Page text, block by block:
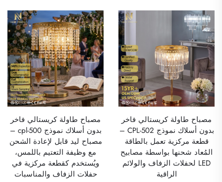
مصباح طاولة كريستالي فاخر
بدون أسلاك نموذج CPL-502 –
قطعة مركزية تعمل بالطاقة
المُعاد شحنها بواسطة مصابيح
LED لحفلات الزفاف والولائم
الراقية
مصباح طاولة كريستالي فاخر
بدون أسلاك نموذج cpl-500 –
مصباح ليد قابل لإعادة الشحن
مع وظيفة التعتيم باللمس،
ويُستخدم كقطعة مركزية في
حفلات الزفاف والمناسبات